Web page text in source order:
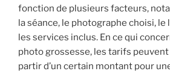
fonction de plusieurs facteurs,
la séance, le photographe choisi, le
les services inclus. En ce qui
photo grossesse, les tarifs
partir d’un certain montant pour